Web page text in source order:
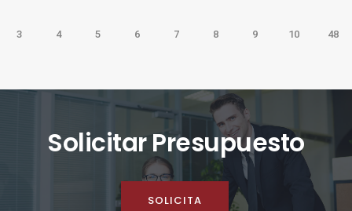
3 4 5 6 7 8 9 10 48
Solicitar Presupuesto
SOLICITA